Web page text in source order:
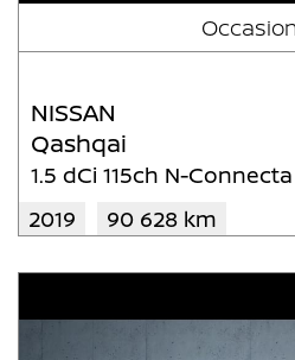
Occasion
NISSAN
Qashqai
1.5 dCi 115ch N-
2019
90 628 km